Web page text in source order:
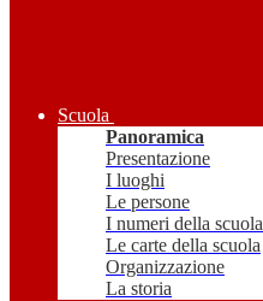
Scuola
Panoramica
Presentazione
I luoghi
Le persone
I numeri della scuola
Le carte della scuola
Organizzazione
La storia